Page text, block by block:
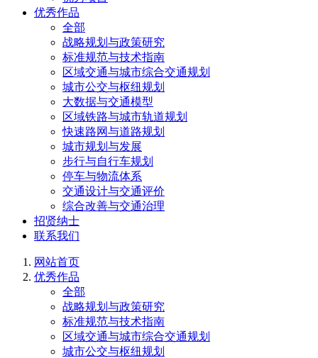
优秀作品
全部
战略规划与政策研究
标准规范与技术指南
区域交通与城市综合交通规划
城市公交与枢纽规划
大数据与交通模型
区域铁路与城市轨道规划
快速路网与道路规划
城市规划与发展
步行与自行车规划
停车与物流体系
交通设计与交通评价
综合改善与交通治理
招贤纳士
联系我们
网站首页
优秀作品
全部
战略规划与政策研究
标准规范与技术指南
区域交通与城市综合交通规划
城市公交与枢纽规划